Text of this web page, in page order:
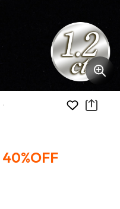
お気に入り
40%OFF